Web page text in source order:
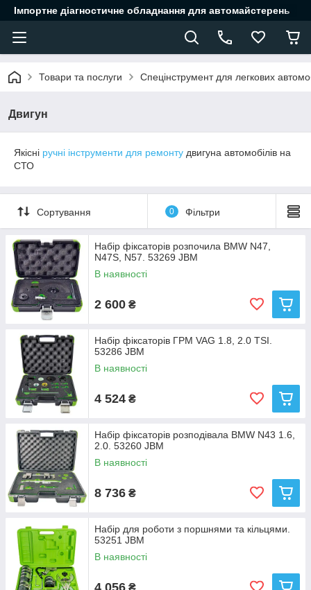
Імпортне діагностичне обладнання для автомайстерень
Товари та послуги Спецінструмент для легкових
Двигун
Якісні ручні інструменти для ремонту двигуна автомобілів на
СТО
Сортування 0 Фільтри
Набір фіксаторів розпочила BMW N47,
N47S, N57. 53269 JBM
В наявності
2 600 ₴
Набір фіксаторів ГРМ VAG 1.8, 2.0 TSI.
53286 JBM
В наявності
4 524 ₴
Набір фіксаторів розподівала BMW N43 1.6,
2.0. 53260 JBM
В наявності
8 736 ₴
Набір для роботи з поршнями та кільцями.
53251 JBM
В наявності
4 056 ₴